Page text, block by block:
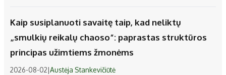
Kaip susiplanuoti savaitę taip, kad neliktų
„smulkių reikalų chaoso“: paprastas struktūros
principas užimtiems žmonėms
2026-08-02|Austėja Stankevičiūtė